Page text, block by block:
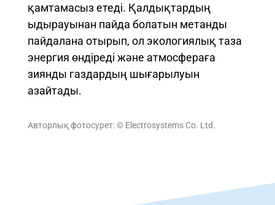
қамтамасыз етеді. Қалдықтардың
ыдырауынан пайда болатын метанды
пайдалана отырып, ол экологиялық таза
энергия өндіреді және атмосфераға
зиянды газдардың шығарылуын
азайтады.
Авторлық фотосурет: © Electrosystems Co. Ltd.